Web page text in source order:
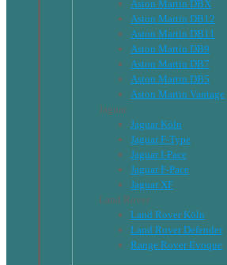
Aston Martin DBX
Aston Martin DB12
Aston Martin DB11
Aston Martin DB9
Aston Martin DB7
Aston Martin DB5
Aston Martin Vantage
Jaguar
Jaguar Köln
Jaguar F-Type
Jaguar I-Pace
Jaguar F-Pace
Jaguar XF
Land Rover
Land Rover Köln
Land Rover Defender
Range Rover Evoque